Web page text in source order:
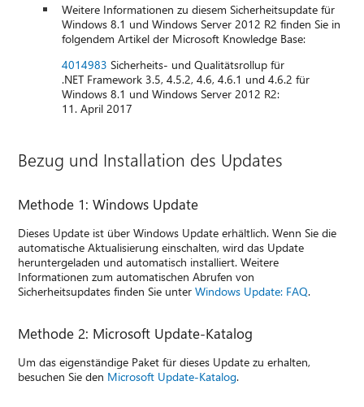
Weitere Informationen zu diesem Sicherheitsupdate für
Windows 8.1 und Windows Server 2012 R2 finden Sie in
folgendem Artikel der Microsoft Knowledge Base:
4014983 Sicherheits- und Qualitätsrollup für
.NET Framework 3.5, 4.5.2, 4.6, 4.6.1 und 4.6.2 für
Windows 8.1 und Windows Server 2012 R2:
11. April 2017
Bezug und Installation des Updates
Methode 1: Windows Update
Dieses Update ist über Windows Update erhältlich. Wenn Sie die
automatische Aktualisierung einschalten, wird das Update
heruntergeladen und automatisch installiert. Weitere
Informationen zum automatischen Abrufen von
Sicherheitsupdates finden Sie unterWindows Update: FAQ.
Methode 2: Microsoft Update-Katalog
Um das eigenständige Paket für dieses Update zu erhalten,
besuchen Sie den Microsoft Update-Katalog.